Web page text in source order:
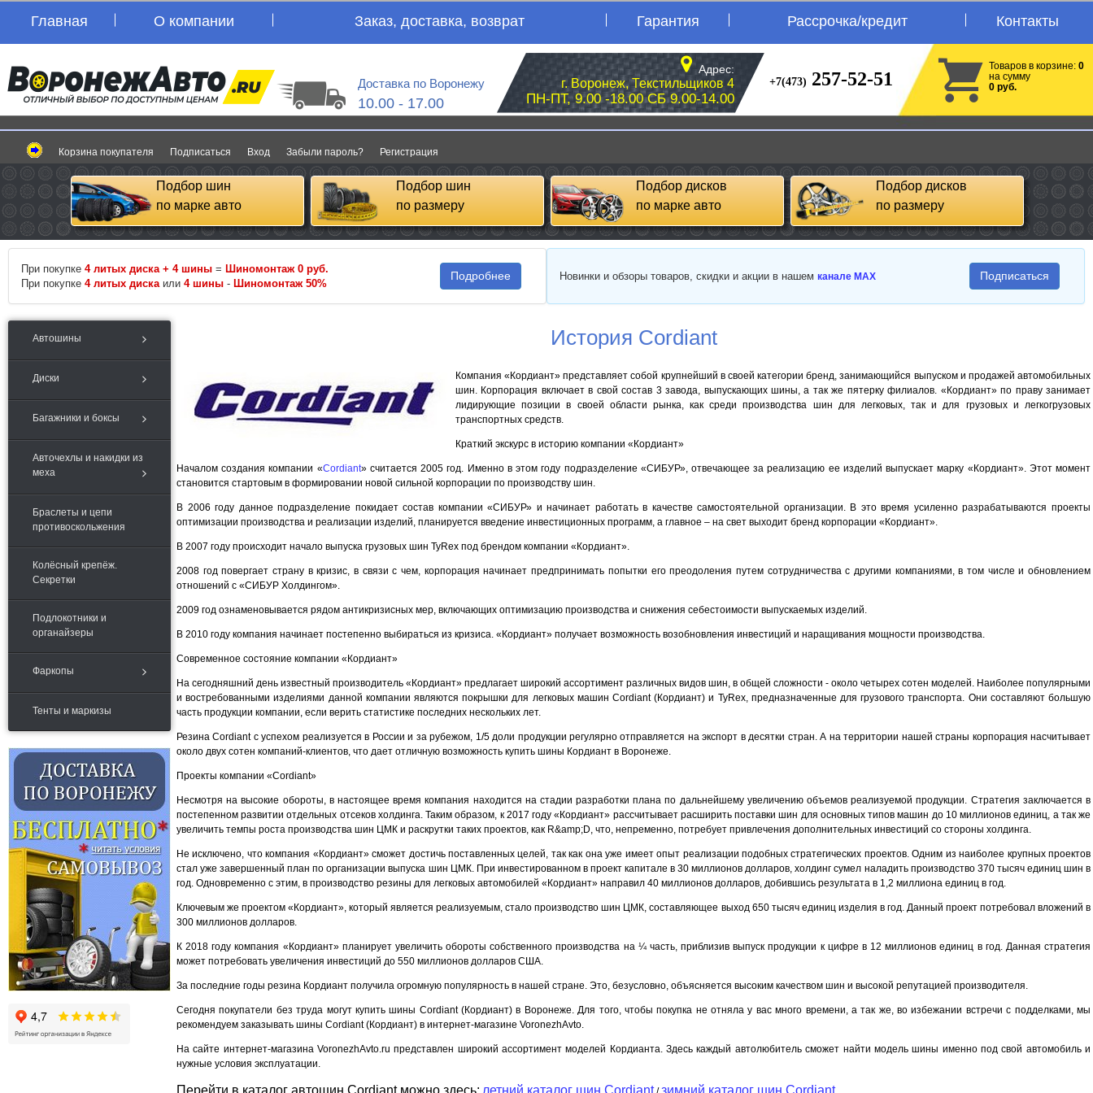
Главная О компании Заказ, доставка, возврат Гарантия Рассрочка/кредит Контакты
Доставка по Воронежу
10.00 - 17.00
Адрес:
г. Воронеж, Текстильщиков 4
ПН-ПТ, 9.00 -18.00 СБ 9.00-14.00
+7(473) 257-52-51
Товаров в корзине: 0
на сумму
0 руб.
Корзина покупателя Подписаться Вход Забыли пароль? Регистрация
Подбор шин
по марке авто
Подбор шин
по размеру
Подбор дисков
по марке авто
Подбор дисков
по размеру
При покупке 4 литых диска + 4 шины = Шиномонтаж 0 руб.
При покупке 4 литых диска или 4 шины - Шиномонтаж 50%
Подробнее Новинки и обзоры товаров, скидки и акции в нашем канале MAX Подписаться
Автошины
Диски
Багажники и боксы
Авточехлы и накидки из
меха
Браслеты и цепи
противоскольжения
Колёсный крепёж.
Секретки
Подлокотники и
органайзеры
Фаркопы
Тенты и маркизы
История Cordiant
Компания «Кордиант» представляет собой крупнейший в своей категории бренд, занимающийся выпуском и продажей автомобильных
шин. Корпорация включает в свой состав 3 завода, выпускающих шины, а так же пятерку филиалов. «Кордиант» по праву занимает
лидирующие позиции в своей области рынка, как среди производства шин для легковых, так и для грузовых и легкогрузовых
транспортных средств.
Краткий экскурс в историю компании «Кордиант»
Началом создания компании «Cordiant» считается 2005 год. Именно в этом году подразделение «СИБУР», отвечающее за реализацию ее изделий выпускает марку «Кордиант». Этот момент
становится стартовым в формировании новой сильной корпорации по производству шин.
В 2006 году данное подразделение покидает состав компании «СИБУР» и начинает работать в качестве самостоятельной организации. В это время усиленно разрабатываются проекты
оптимизации производства и реализации изделий, планируется введение инвестиционных программ, а главное – на свет выходит бренд корпорации «Кордиант».
В 2007 году происходит начало выпуска грузовых шин TyRex под брендом компании «Кордиант».
2008 год повергает страну в кризис, в связи с чем, корпорация начинает предпринимать попытки его преодоления путем сотрудничества с другими компаниями, в том числе и обновлением
отношений с «СИБУР Холдингом».
2009 год ознаменовывается рядом антикризисных мер, включающих оптимизацию производства и снижения себестоимости выпускаемых изделий.
В 2010 году компания начинает постепенно выбираться из кризиса. «Кордиант» получает возможность возобновления инвестиций и наращивания мощности производства.
Современное состояние компании «Кордиант»
На сегодняшний день известный производитель «Кордиант» предлагает широкий ассортимент различных видов шин, в общей сложности - около четырех сотен моделей. Наиболее популярными
и востребованными изделиями данной компании являются покрышки для легковых машин Cordiant (Кордиант) и TyRex, предназначенные для грузового транспорта. Они составляют большую
часть продукции компании, если верить статистике последних нескольких лет.
Резина Cordiant с успехом реализуется в России и за рубежом, 1/5 доли продукции регулярно отправляется на экспорт в десятки стран. А на территории нашей страны корпорация насчитывает
около двух сотен компаний-клиентов, что дает отличную возможность купить шины Кордиант в Воронеже.
Проекты компании «Cordiant»
Несмотря на высокие обороты, в настоящее время компания находится на стадии разработки плана по дальнейшему увеличению объемов реализуемой продукции. Стратегия заключается в
постепенном развитии отдельных отсеков холдинга. Таким образом, к 2017 году «Кордиант» рассчитывает расширить поставки шин для основных типов машин до 10 миллионов единиц, а так же
увеличить темпы роста производства шин ЦМК и раскрутки таких проектов, как R&amp;D, что, непременно, потребует привлечения дополнительных инвестиций со стороны холдинга.
Не исключено, что компания «Кордиант» сможет достичь поставленных целей, так как она уже имеет опыт реализации подобных стратегических проектов. Одним из наиболее крупных проектов
стал уже завершенный план по организации выпуска шин ЦМК. При инвестированном в проект капитале в 30 миллионов долларов, холдинг сумел наладить производство 370 тысяч единиц шин в
год. Одновременно с этим, в производство резины для легковых автомобилей «Кордиант» направил 40 миллионов долларов, добившись результата в 1,2 миллиона единиц в год.
Ключевым же проектом «Кордиант», который является реализуемым, стало производство шин ЦМК, составляющее выход 650 тысяч единиц изделия в год. Данный проект потребовал вложений в
300 миллионов долларов.
К 2018 году компания «Кордиант» планирует увеличить обороты собственного производства на ¼ часть, приблизив выпуск продукции к цифре в 12 миллионов единиц в год. Данная стратегия
может потребовать увеличения инвестиций до 550 миллионов долларов США.
За последние годы резина Кордиант получила огромную популярность в нашей стране. Это, безусловно, объясняется высоким качеством шин и высокой репутацией производителя.
Сегодня покупатели без труда могут купить шины Cordiant (Кордиант) в Воронеже. Для того, чтобы покупка не отняла у вас много времени, а так же, во избежании встречи с подделками, мы
рекомендуем заказывать шины Cordiant (Кордиант) в интернет-магазине VoronezhAvto.
На сайте интернет-магазина VoronezhAvto.ru представлен широкий ассортимент моделей Кордианта. Здесь каждый автолюбитель сможет найти модель шины именно под свой автомобиль и
нужные условия эксплуатации.
Перейти в каталог автошин Cordiant можно здесь: летний каталог шин Cordiant зимний каталог шин Cordiant